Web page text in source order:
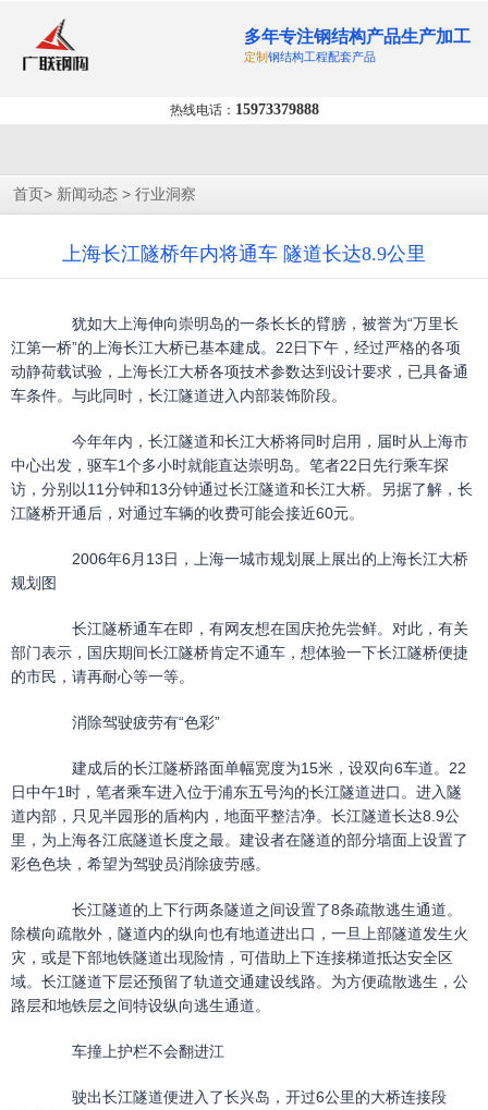
多年专注钢结构产品生产加工
定制钢结构工程配套产品
热线电话： 15973379888
首页> 新闻动态 > 行业洞察
上海长江隧桥年内将通车 隧道长达8.9公里
犹如大上海伸向崇明岛的一条长长的臂膀，被誉为“万里长
江第一桥”的上海长江大桥已基本建成。22日下午，经过严格的各项
动静荷载试验，上海长江大桥各项技术参数达到设计要求，已具备通
车条件。与此同时，长江隧道进入内部装饰阶段。
今年年内，长江隧道和长江大桥将同时启用，届时从上海市
中心出发，驱车1个多小时就能直达崇明岛。笔者22日先行乘车探
访，分别以11分钟和13分钟通过长江隧道和长江大桥。另据了解，长
江隧桥开通后，对通过车辆的收费可能会接近60元。
2006年6月13日，上海一城市规划展上展出的上海长江大桥
规划图
长江隧桥通车在即，有网友想在国庆抢先尝鲜。对此，有关
部门表示，国庆期间长江隧桥肯定不通车，想体验一下长江隧桥便捷
的市民，请再耐心等一等。
消除驾驶疲劳有“色彩”
建成后的长江隧桥路面单幅宽度为15米，设双向6车道。22
日中午1时，笔者乘车进入位于浦东五号沟的长江隧道进口。进入隧
道内部，只见半园形的盾构内，地面平整洁净。长江隧道长达8.9公
里，为上海各江底隧道长度之最。建设者在隧道的部分墙面上设置了
彩色色块，希望为驾驶员消除疲劳感。
长江隧道的上下行两条隧道之间设置了8条疏散逃生通道。
除横向疏散外，隧道内的纵向也有地道进出口，一旦上部隧道发生火
灾，或是下部地铁隧道出现险情，可借助上下连接梯道抵达安全区
域。长江隧道下层还预留了轨道交通建设线路。为方便疏散逃生，公
路层和地铁层之间特设纵向逃生通道。
车撞上护栏不会翻进江
驶出长江隧道便进入了长兴岛，开过6公里的大桥连接段